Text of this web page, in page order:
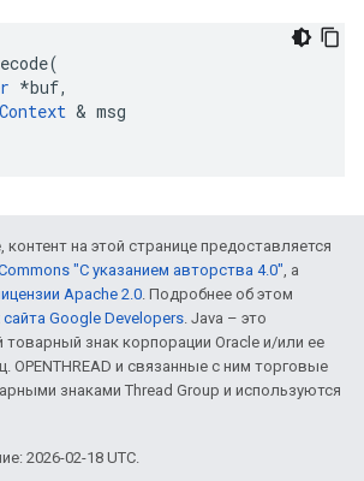
*buf,
& msg
контент на этой странице предоставляется
"С указанием авторства 4.0", а
Apache 2.0. Подробнее об этом
Google Developers. Java – это
товарный знак корпорации Oracle и/или ее
OPENTHREAD и связанные с ним торговые
знаками Thread Group и используются
2026-02-18 UTC.